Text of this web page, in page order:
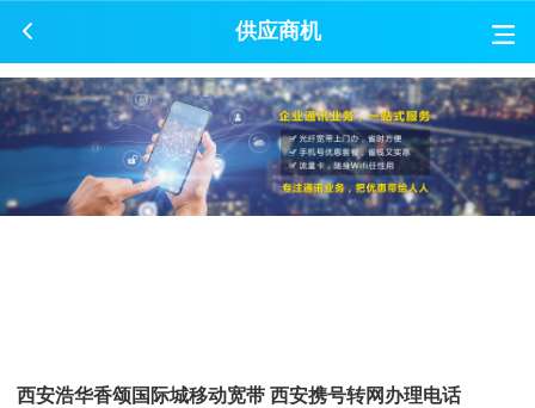
供应商机
西安浩华香颂国际城移动宽带 西安携号转网办理电话